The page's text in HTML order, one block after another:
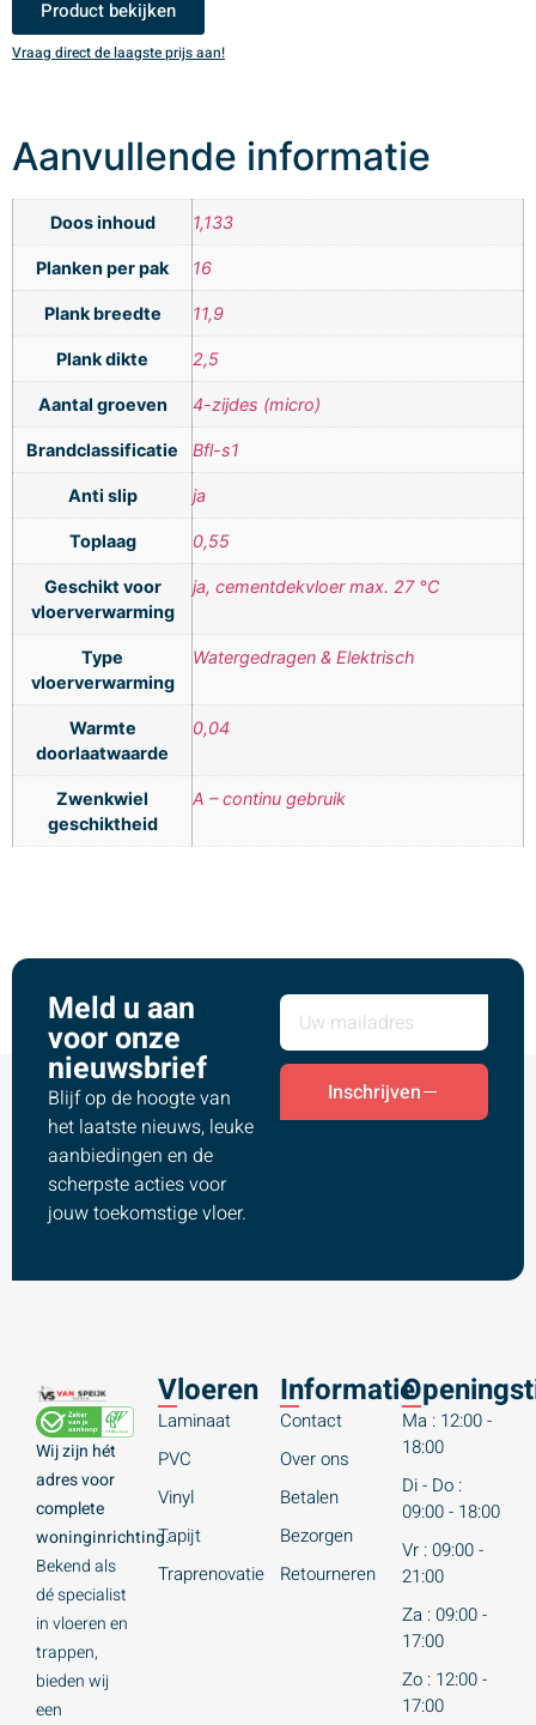
Product bekijken
Vraag direct de laagste prijs aan!
Aanvullende informatie
Doos inhoud 1,133
Planken per pak 16
Plank breedte 11,9
Plank dikte 2,5
Aantal groeven 4-zijdes (micro)
Brandclassificatie Bfl-s1
Anti slip ja
Toplaag 0,55
Geschikt voor
vloerverwarming
ja, cementdekvloer max. 27 °C
Type
vloerverwarming
Watergedragen & Elektrisch
Warmte
doorlaatwaarde
0,04
Zwenkwiel
geschiktheid
A – continu gebruik
Meld u aan
voor onze
nieuwsbrief
Blijf op de hoogte van
het laatste nieuws, leuke
aanbiedingen en de
scherpste acties voor
jouw toekomstige vloer.
Inschrijven
Wij zijn hét
adres voor
complete
woninginrichting.
Bekend als
dé specialist
in vloeren en
trappen,
bieden wij
een
Vloeren
Laminaat
PVC
Vinyl
Tapijt
Traprenovatie
Informatie
Contact
Over ons
Betalen
Bezorgen
Retourneren
Ma : 12:00 -
18:00
Di - Do :
09:00 - 18:00
Vr : 09:00 -
21:00
Za : 09:00 -
17:00
Zo : 12:00 -
17:00